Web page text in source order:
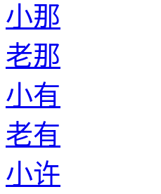
小那
老那
小有
老有
小许